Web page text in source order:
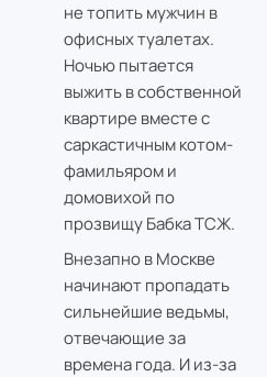
не топить мужчин в
офисных туалетах.
Ночью пытается
выжить в собственной
квартире вместе с
саркастичным котом-
фамильяром и
домовихой по
прозвищу Бабка ТСЖ.
Внезапно в Москве
начинают пропадать
сильнейшие ведьмы,
отвечающие за
времена года. И из-за